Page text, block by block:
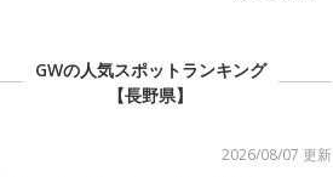
GWの人気スポットランキング
【長野県】
2026/08/07 更新